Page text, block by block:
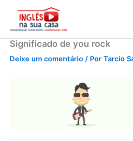
conteúdo
Significado de you rock
Deixe um comentário / Por Tarcio